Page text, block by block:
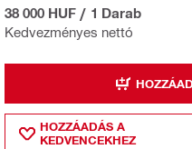
Kedvezményes nettó
38 000 HUF / 1 Darab
HOZZÁADÁS A
KEDVENCEKHEZ